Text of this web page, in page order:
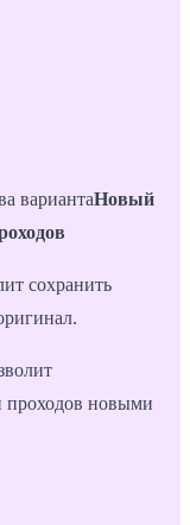
вариантаНовый
сохранить
проходов новыми